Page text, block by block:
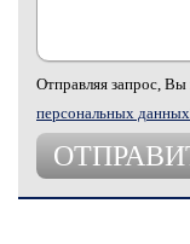
Отправляя запрос, Вы
персональных